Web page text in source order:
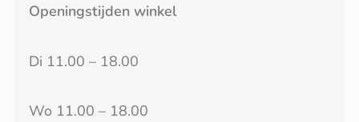
Openingstijden winkel
Di 11.00 – 18.00
Wo 11.00 – 18.00